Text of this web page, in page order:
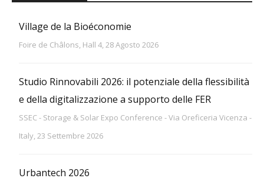
Village de la Bioéconomie
Foire de Châlons, Hall 4, 28 Agosto 2026
Studio Rinnovabili 2026: il potenziale della flessibilità
e della digitalizzazione a supporto delle FER
SSEC - Storage & Solar Expo Conference - Via Oreficeria Vicenza -
Italy, 23 Settembre 2026
Urbantech 2026